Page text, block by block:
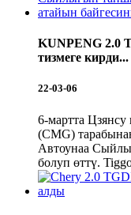
KUNPENG 2.0
тизмеге кирди...
22-03-06
6-мартта
(CMG)
Автоунаа
болуп өттү.